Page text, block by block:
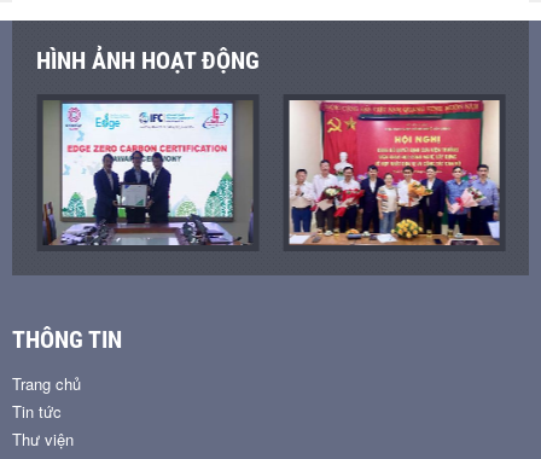
HÌNH ẢNH HOẠT ĐỘNG
THÔNG TIN
Trang chủ
Tin tức
Thư viện